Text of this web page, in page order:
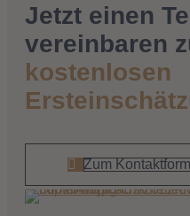
Jetzt einen
vereinbaren
kostenlosen
Zum